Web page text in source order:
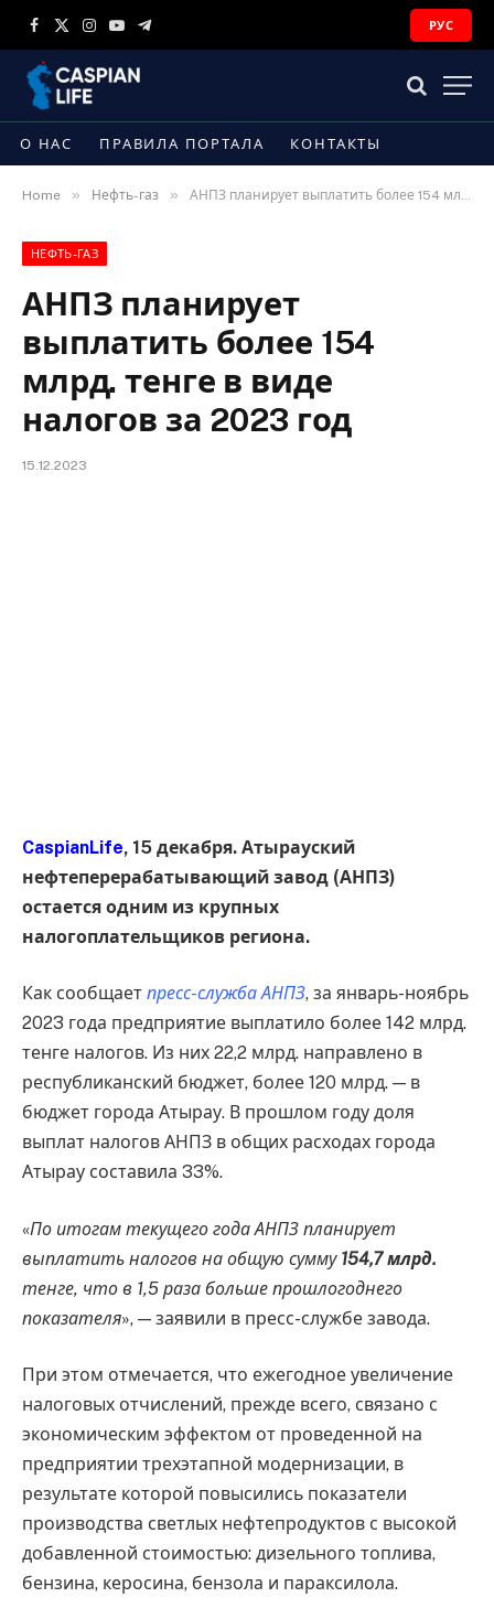
Facebook
X
Instagram
YouTubeTelegram
РУС
О НАС ПРАВИЛА ПОРТАЛА КОНТАКТЫ
Home » Нефть-газ » АНПЗ планирует выплатить более 154 млрд. тенге в виде налогов за 2023 год
НЕФТЬ-ГАЗ
АНПЗ планирует
выплатить более 154
млрд. тенге в виде
налогов за 2023 год
15.12.2023
CaspianLife, 15 декабря. Атырауский
нефтеперерабатывающий завод (АНПЗ)
остается одним из крупных
налогоплательщиков региона.
Как сообщает пресс-служба АНПЗ, за январь-ноябрь
2023 года предприятие выплатило более 142 млрд.
тенге налогов. Из них 22,2 млрд. направлено в
республиканский бюджет, более 120 млрд. — в
бюджет города Атырау. В прошлом году доля
выплат налогов АНПЗ в общих расходах города
Атырау составила 33%.
«По итогам текущего года АНПЗ планирует
выплатить налогов на общую сумму 154,7 млрд.
тенге, что в 1,5 раза больше прошлогоднего
показателя», — заявили в пресс-службе завода.
При этом отмечается, что ежегодное увеличение
налоговых отчислений, прежде всего, связано с
экономическим эффектом от проведенной на
предприятии трехэтапной модернизации, в
результате которой повысились показатели
производства светлых нефтепродуктов с высокой
добавленной стоимостью: дизельного топлива,
бензина, керосина, бензола и параксилола.